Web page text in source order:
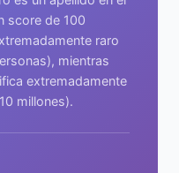
score de 100
raro
mientras
extremadamente
millones).